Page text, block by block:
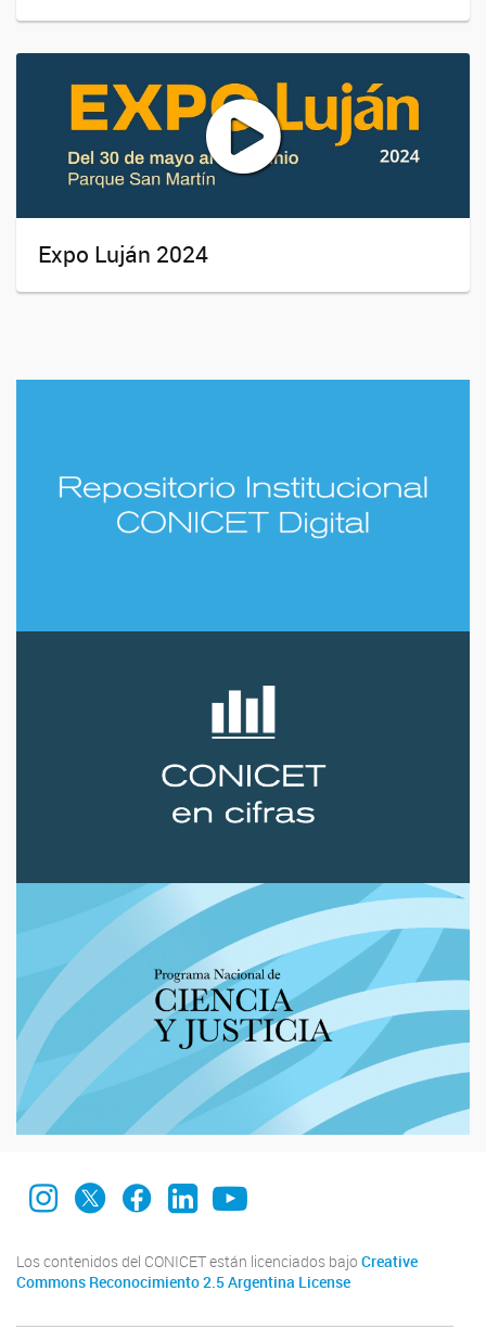
Expo Luján 2024
INEDES Instagram
INEDES X INEDES Facebook
INEDES LinkedIn
INEDES YouTube
Los contenidos del CONICET están licenciados bajo Creative
Commons Reconocimiento 2.5 Argentina License